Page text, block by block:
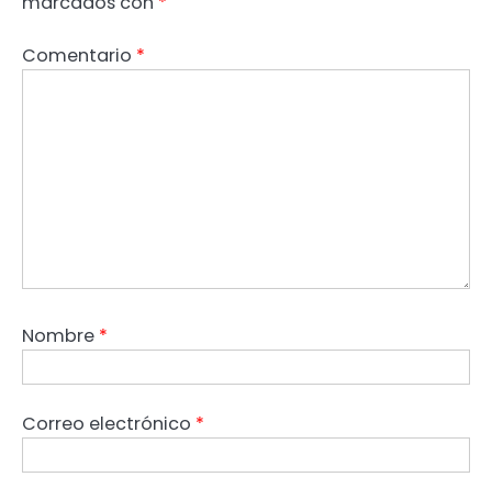
Comentario *
Nombre *
Correo electrónico *